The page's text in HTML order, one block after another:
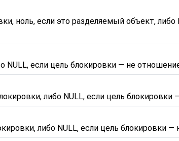
ноль, если это разделяемый объект, либо
если цель блокировки — не
либо NULL, если цель блокировки
либо NULL, если цель блокировки —